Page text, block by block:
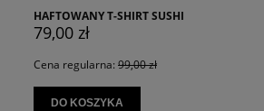
HAFTOWANY T-SHIRT SUSHI
79,00 zł
Cena regularna: 99,00 zł
DO KOSZYKA